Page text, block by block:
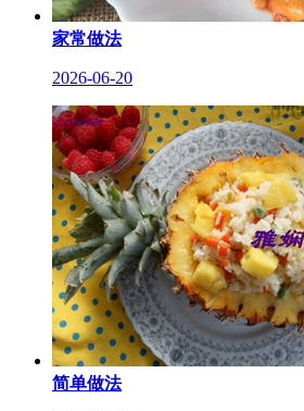
家常做法
2026-06-20
简单做法